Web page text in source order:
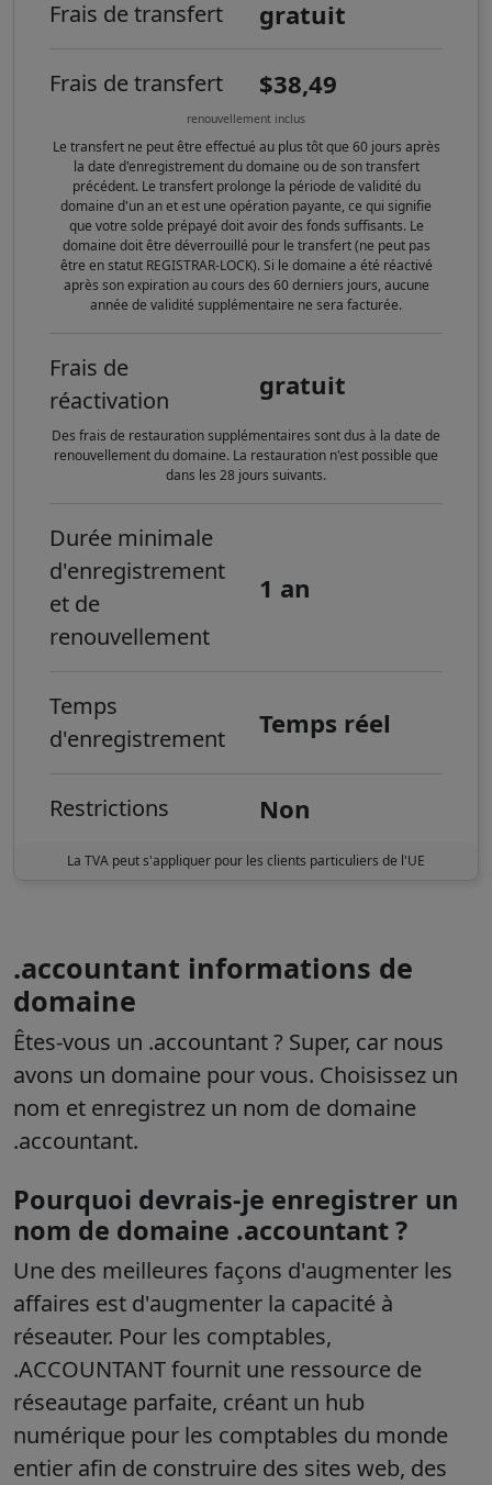
Frais de transfert gratuit
Frais de transfert $38,49
renouvellement inclus
Le transfert ne peut être effectué au plus tôt que 60 jours après
la date d'enregistrement du domaine ou de son transfert
précédent. Le transfert prolonge la période de validité du
domaine d'un an et est une opération payante, ce qui signifie
que votre solde prépayé doit avoir des fonds suffisants. Le
domaine doit être déverrouillé pour le transfert (ne peut pas
être en statut REGISTRAR-LOCK). Si le domaine a été réactivé
après son expiration au cours des 60 derniers jours, aucune
année de validité supplémentaire ne sera facturée.
Frais de
réactivation
gratuit
Des frais de restauration supplémentaires sont dus à la date de
renouvellement du domaine. La restauration n'est possible que
dans les 28 jours suivants.
Durée minimale
d'enregistrement
et de
renouvellement
1 an
Temps
d'enregistrement
Temps réel
Restrictions Non
La TVA peut s'appliquer pour les clients particuliers de l'UE
.accountant informations de
domaine
Êtes-vous un .accountant ? Super, car nous
avons un domaine pour vous. Choisissez un
nom et enregistrez un nom de domaine
.accountant.
Pourquoi devrais-je enregistrer un
nom de domaine .accountant ?
Une des meilleures façons d'augmenter les
affaires est d'augmenter la capacité à
réseauter. Pour les comptables,
.ACCOUNTANT fournit une ressource de
réseautage parfaite, créant un hub
numérique pour les comptables du monde
entier afin de construire des sites web, des